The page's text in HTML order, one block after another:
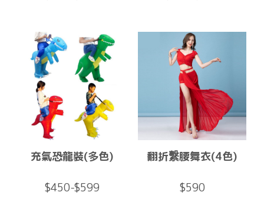
充氣恐龍裝(多色)
$450-$599
翻折繫腰舞衣(4色)
$590